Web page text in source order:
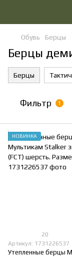
Обувь Берцы
Берцы
Берцы
Фильтр 1
НОВИНКА
20
Артикул: 1731226537
Утепленные берцы